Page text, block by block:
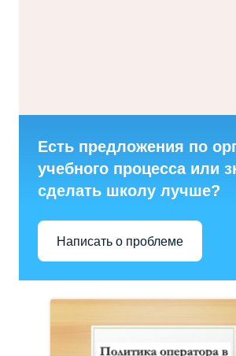
Есть предложения по
учебного процесса или
сделать школу лучше?
Написать о проблеме